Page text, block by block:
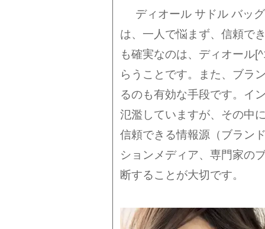
ディオール サドル バッ
は、一人で悩まず、信頼で
も確実なのは、ディオール
らうことです。また、ブラ
るのも有効な手段です。イ
氾濫していますが、その中
信頼できる情報源（ブラン
ションメディア、専門家の
断することが大切です。